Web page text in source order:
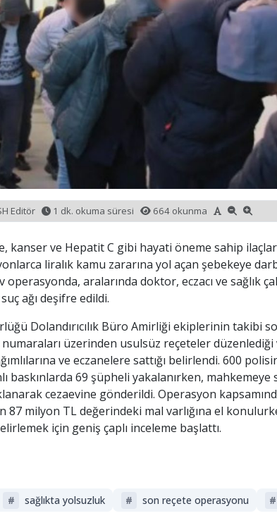
Editör 1 dk. okuma süresi 664 okunma
kanser ve Hepatit C gibi hayati öneme sahip
liralık kamu zararına yol açan şebekeye
operasyonda, aralarında doktor, eczacı ve sağlık
ağı deşifre edildi.
Dolandırıcılık Büro Amirliği ekiplerinin takibi
üzerinden usulsüz reçeteler
ve eczanelere sattığı belirlendi. 600 polisin
baskınlarda 69 şüpheli yakalanırken, mahkemeye
cezaevine gönderildi. Operasyon
87 milyon TL değerindeki mal varlığına el
için geniş çaplı inceleme başlattı.
# sağlıkta yolsuzluk # son reçete operasyonu #